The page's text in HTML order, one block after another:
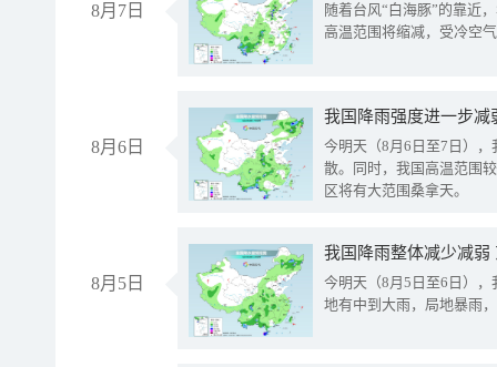
8月7日
随着台风“白海豚”的靠近
高温范围将缩减，受冷空
8月6日
今明天（8月6日至7日）
散。同时，我国高温范围
区将有大范围桑拿天。
8月5日
我国降雨整体减少减弱
今明天（8月5日至6日）
地有中到大雨，局地暴雨